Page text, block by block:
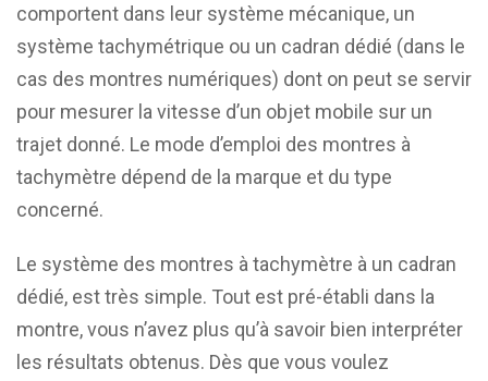
comportent dans leur système mécanique, un
système tachymétrique ou un cadran dédié (dans le
cas des montres numériques) dont on peut se servir
pour mesurer la vitesse d’un objet mobile sur un
trajet donné. Le mode d’emploi des montres à
tachymètre dépend de la marque et du type
concerné.
Le système des montres à tachymètre à un cadran
dédié, est très simple. Tout est pré-établi dans la
montre, vous n’avez plus qu’à savoir bien interpréter
les résultats obtenus. Dès que vous voulez